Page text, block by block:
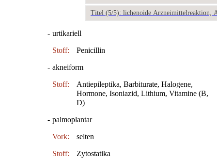
Titel (5/5): lichenoide Arzneimittelreaktion,
- urtikariell
Stoff: Penicillin
- akneiform
Stoff:
Antiepileptika, Barbiturate, Halogene,
Hormone, Isoniazid, Lithium, Vitamine (B,
D)
- palmoplantar
Vork: selten
Stoff: Zytostatika